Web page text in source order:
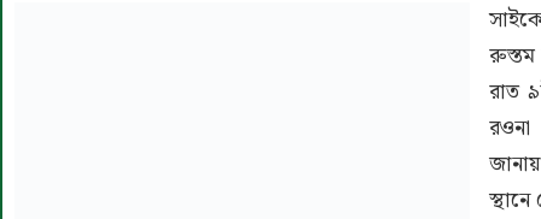
রুস্তম
রাত
রওনা